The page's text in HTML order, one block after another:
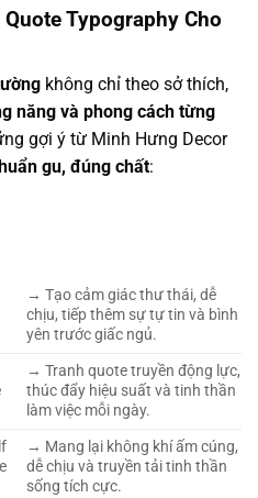
Typography Cho
không chỉ theo sở thích,
năng và phong cách từng
gợi ý từ Minh Hưng Decor
gu, đúng chất:
→ Tạo cảm giác thư thái, dễ
chịu, tiếp thêm sự tự tin và bình
yên trước giấc ngủ.
→ Tranh quote truyền động lực,
thúc đẩy hiệu suất và tinh thần
làm việc mỗi ngày.
→ Mang lại không khí ấm cúng,
dễ chịu và truyền tải tinh thần
sống tích cực.